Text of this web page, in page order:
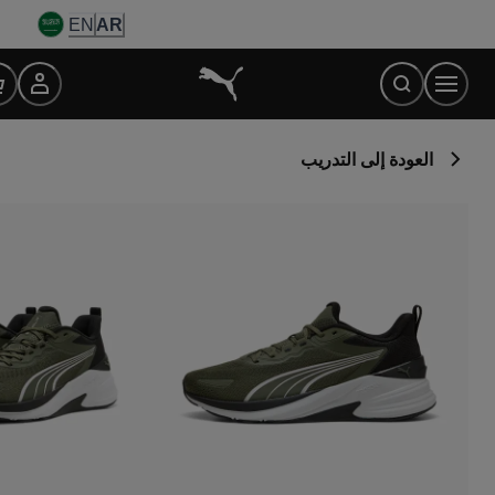
Content
AR
EN
العودة إلى التدريب